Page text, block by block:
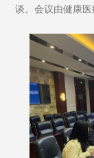
谈。会议由健康医